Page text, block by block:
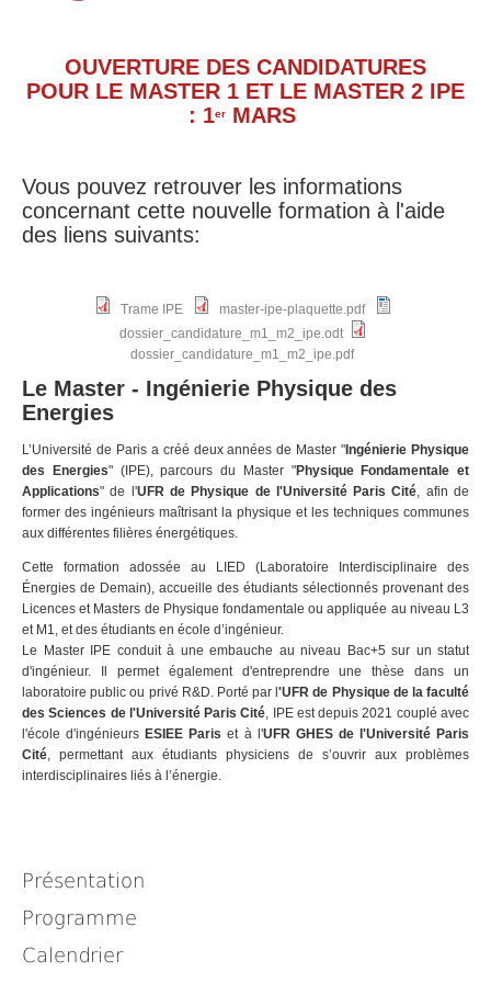
OUVERTURE DES CANDIDATURES
POUR LE MASTER 1 ET LE MASTER 2 IPE
: 1er MARS
Vous pouvez retrouver les informations
concernant cette nouvelle formation à l'aide
des liens suivants:
Trame IPE
master-ipe-plaquette.pdf
dossier_candidature_m1_m2_ipe.odt
dossier_candidature_m1_m2_ipe.pdf
Le Master - Ingénierie Physique des
Energies
L’Université de Paris a créé deux années de Master " Ingénierie Physique
des Energies" (IPE), parcours du Master "Physique Fondamentale et
Applications" de l'UFR de Physique de l'Université Paris Cité, afin de
former des ingénieurs maîtrisant la physique et les techniques communes
aux différentes filières énergétiques.
Cette formation adossée au LIED (Laboratoire Interdisciplinaire des
Énergies de Demain), accueille des étudiants sélectionnés provenant des
Licences et Masters de Physique fondamentale ou appliquée au niveau L3
et M1, et des étudiants en école d’ingénieur.
Le Master IPE conduit à une embauche au niveau Bac+5 sur un statut
d'ingénieur. Il permet également d'entreprendre une thèse dans un
laboratoire public ou privé R&D. Porté par l'UFR de Physique de la faculté
des Sciences de l'Université Paris Cité, IPE est depuis 2021 couplé avec
l'école d'ingénieurs ESIEE Paris et à l'UFR GHES de l'Université Paris
Cité, permettant aux étudiants physiciens de s’ouvrir aux problèmes
interdisciplinaires liés à l’énergie.
Présentation
Programme
Calendrier